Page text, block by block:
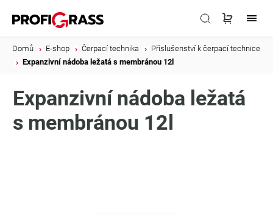
Domů E-shop Čerpací technika
Příslušenství k čerpací technice
Expanzivní nádoba ležatá s membránou 12l
Expanzivní nádoba ležatá
s membránou 12l